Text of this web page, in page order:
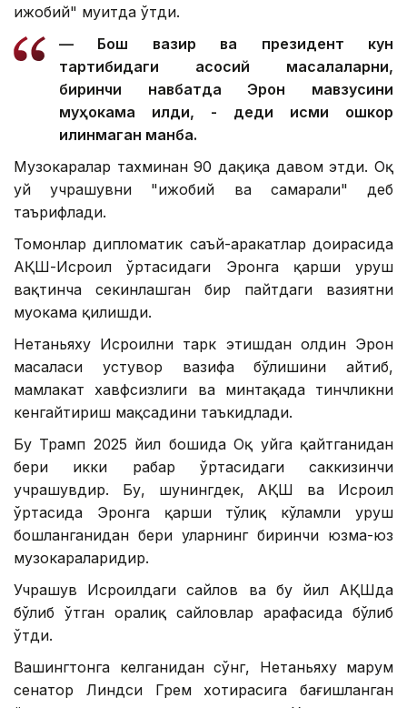
ижобий" муҳитда ўтди.
— Бош вазир ва президент кун
тартибидаги асосий масалаларни,
биринчи навбатда Эрон мавзусини
муҳокама қилди, - деди исми ошкор
қилинмаган манба.
Музокаралар тахминан 90 дақиқа давом этди. Оқ
уй учрашувни "ижобий ва самарали" деб
таърифлади.
Томонлар дипломатик саъй-ҳаракатлар доирасида
АҚШ-Исроил ўртасидаги Эронга қарши уруш
вақтинча секинлашган бир пайтдаги вазиятни
муҳокама қилишди.
Нетаньяху Исроилни тарк этишдан олдин Эрон
масаласи устувор вазифа бўлишини айтиб,
мамлакат хавфсизлиги ва минтақада тинчликни
кенгайтириш мақсадини таъкидлади.
Бу Трамп 2025 йил бошида Оқ уйга қайтганидан
бери икки раҳбар ўртасидаги саккизинчи
учрашувдир. Бу, шунингдек, АҚШ ва Исроил
ўртасида Эронга қарши тўлиқ кўламли уруш
бошланганидан бери уларнинг биринчи юзма-юз
музокараларидир.
Учрашув Исроилдаги сайлов ва бу йил АҚШда
бўлиб ўтган оралиқ сайловлар арафасида бўлиб
ўтди.
Вашингтонга келганидан сўнг, Нетаньяху марҳум
сенатор Линдси Грем хотирасига бағишланган